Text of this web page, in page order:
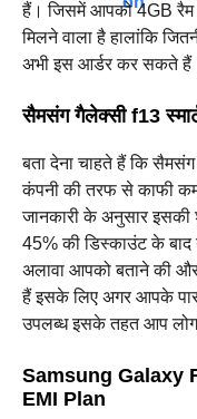
हैं। जिसमें आपको 4GB
मिलने वाला है हालांकि
अभी इस आर्डर कर सकते
सैमसंग गैलेक्सी f13
बता देना चाहते हैं कि
कंपनी की तरफ से काफी कम
जानकारी के अनुसार
45% की डिस्काउंट के
अलावा आपको बताने की
हैं इसके लिए अगर आपके पास
उपलब्ध इसके तहत आप
Samsung Galaxy
EMI Plan